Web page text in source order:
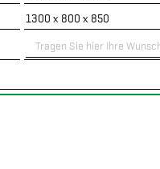
1300 x 800 x 850